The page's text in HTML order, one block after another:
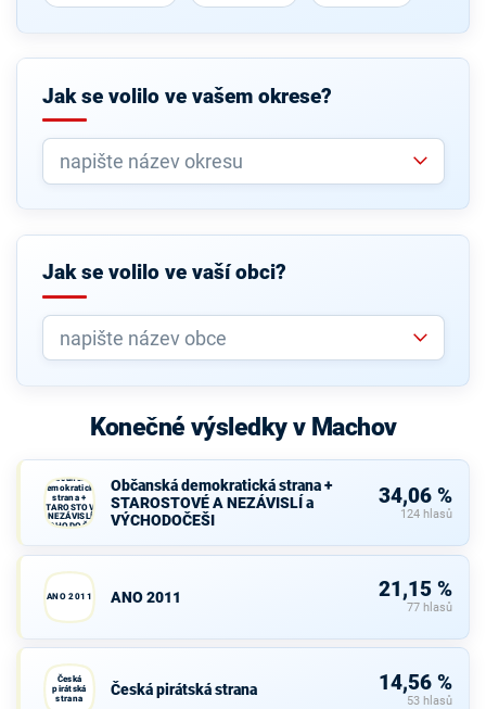
Jak se volilo ve vašem okrese?
Jak se volilo ve vaší obci?
Konečné výsledky v Machov
Občanská
demokratická
strana +
STAROSTOVÉ
A NEZÁVISLÍ a
VÝCHODOČEŠI
Občanská demokratická strana +
STAROSTOVÉ A NEZÁVISLÍ a
VÝCHODOČEŠI
34,06 %
124 hlasů
ANO 2011 ANO 2011 21,15 %
77 hlasů
Česká
pirátská
strana
Česká pirátská strana 14,56 %
53 hlasů